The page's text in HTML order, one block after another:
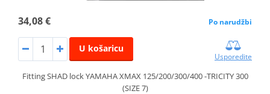
34,08 € Po narudžbi
U košaricu
Usporedite
Fitting SHAD lock YAMAHA XMAX 125/200/300/400 -TRICITY 300
(SIZE 7)